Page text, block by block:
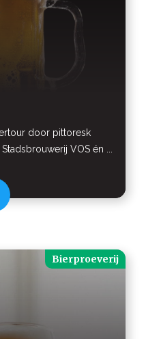
door pittoresk
VOS én ...
Bierproeverij